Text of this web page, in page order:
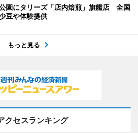
園にタリーズ「店内焙煎」旗艦店 全国
豆や体験提供
もっと見る
クセスランキング